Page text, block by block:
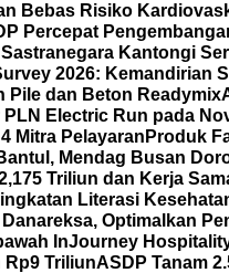
Bebas Risiko
Percepat
Kantongi
2026: Kemandirian
Pile dan Beton Readymix
PLN Electric Run pada
Mitra Pelayaran Produk
Mendag Busan
Triliun dan Kerja
Literasi
Optimalkan
InJourney
TriliunASDP Tanam